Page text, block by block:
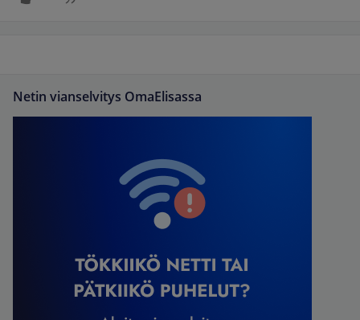
Netin vianselvitys OmaElisassa